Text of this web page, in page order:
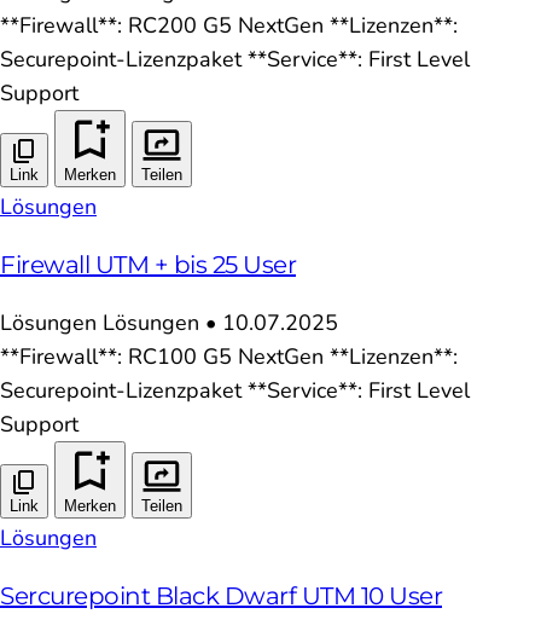
**Firewall**: RC200 G5 NextGen **Lizenzen**:
Securepoint-Lizenzpaket **Service**: First Level
Support
Link Merken Teilen
Lösungen
Firewall UTM + bis 25 User
Lösungen Lösungen • 10.07.2025
**Firewall**: RC100 G5 NextGen **Lizenzen**:
Securepoint-Lizenzpaket **Service**: First Level
Support
Link Merken Teilen
Lösungen
Sercurepoint Black Dwarf UTM 10 User